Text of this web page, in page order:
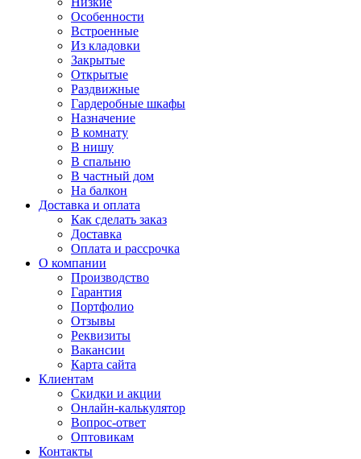
Особенности
Встроенные
Из кладовки
Закрытые
Открытые
Раздвижные
Гардеробные шкафы
Назначение
В комнату
В нишу
В спальню
В частный дом
На балкон
Доставка и оплата
Как сделать заказ
Доставка
Оплата и рассрочка
О компании
Производство
Гарантия
Портфолио
Отзывы
Реквизиты
Вакансии
Карта сайта
Клиентам
Скидки и акции
Онлайн-калькулятор
Вопрос-ответ
Оптовикам
Контакты